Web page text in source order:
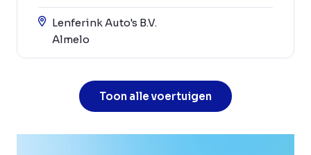
Lenferink Auto's B.V.
Almelo
Toon alle voertuigen